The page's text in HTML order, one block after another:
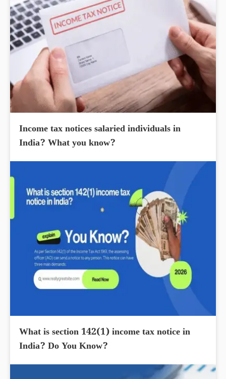
Income tax notices salaried individuals in
India? What you know?
What is section 142(1) income tax notice in
India? Do You Know?